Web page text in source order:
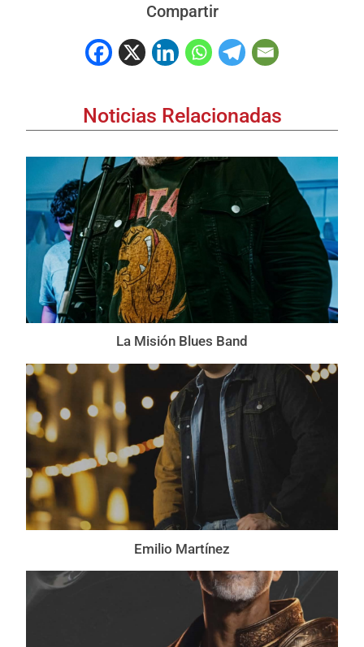
Compartir
Noticias Relacionadas
La Misión Blues Band
Emilio Martínez